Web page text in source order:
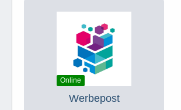
Online
Werbepost